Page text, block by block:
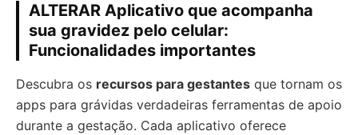
ALTERAR Aplicativo que acompanha
sua gravidez pelo celular:
Funcionalidades importantes
Descubra os recursos para gestantes que tornam os
apps para grávidas verdadeiras ferramentas de apoio
durante a gestação. Cada aplicativo oferece